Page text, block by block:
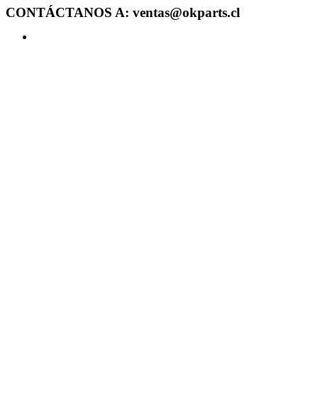
CONTÁCTANOS A: ventas@okparts.cl